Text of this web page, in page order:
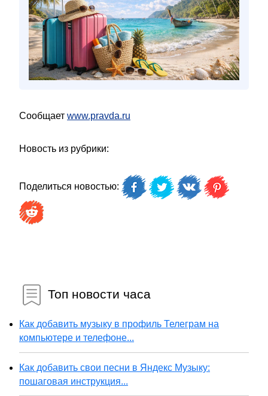
Сообщает www.pravda.ru
Новость из рубрики:
Поделиться новостью:
Топ новости часа
Как добавить музыку в профиль Телеграм на
компьютере и телефоне...
Как добавить свои песни в Яндекс Музыку:
пошаговая инструкция...